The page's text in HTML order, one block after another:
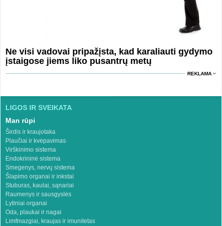
Ne visi vadovai pripažįsta, kad karaliauti gydymo
įstaigose jiems liko pusantrų metų
REKLAMA
LIGOS IR SVEIKATA
Man rūpi
Širdis ir kraujotaka
Plaučiai ir kvėpavimas
Virškinimo sistema
Endokrininė sistema
Smegenys, nervų sistema
Šlapimo organai ir inkstai
Stuburas, kaulai, sąnariai
Raumenys ir sausgyslės
Lytiniai organai
Oda, plaukai ir nagai
Limfmazgiai, kraujas ir imunitetas